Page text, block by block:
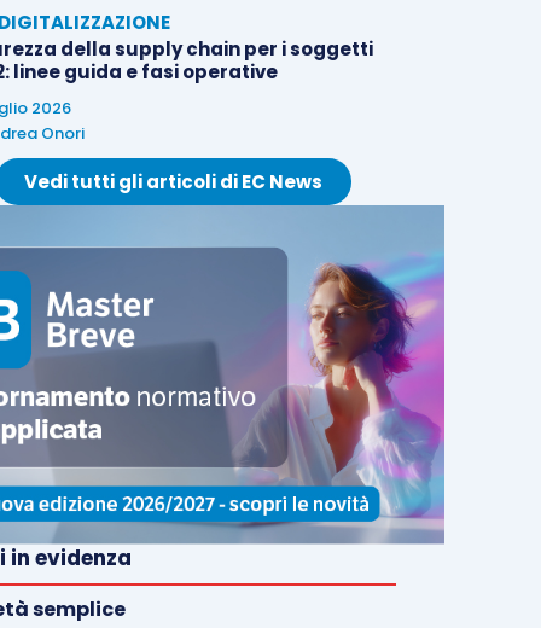
della supply chain per i soggetti
linee guida e fasi operative
2026
Onori
Vedi tutti gli articoli di EC News
in evidenza
semplice